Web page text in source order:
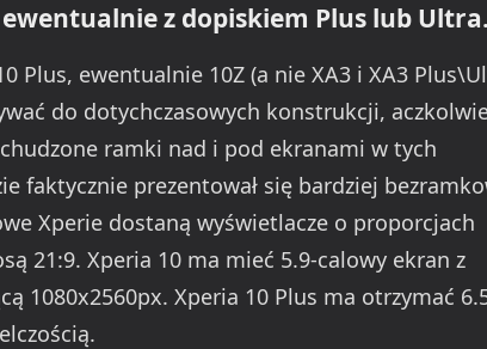
z dopiskiem Plus lub Ultra.
Plus, ewentualnie 10Z (a nie XA3 i XA3
do dotychczasowych konstrukcji,
ramki nad i pod ekranami w tych
faktycznie prezentował się bardziej
Xperie dostaną wyświetlacze o proporcjach
21:9. Xperia 10 ma mieć 5.9-calowy ekran z
1080x2560px. Xperia 10 Plus ma otrzymać